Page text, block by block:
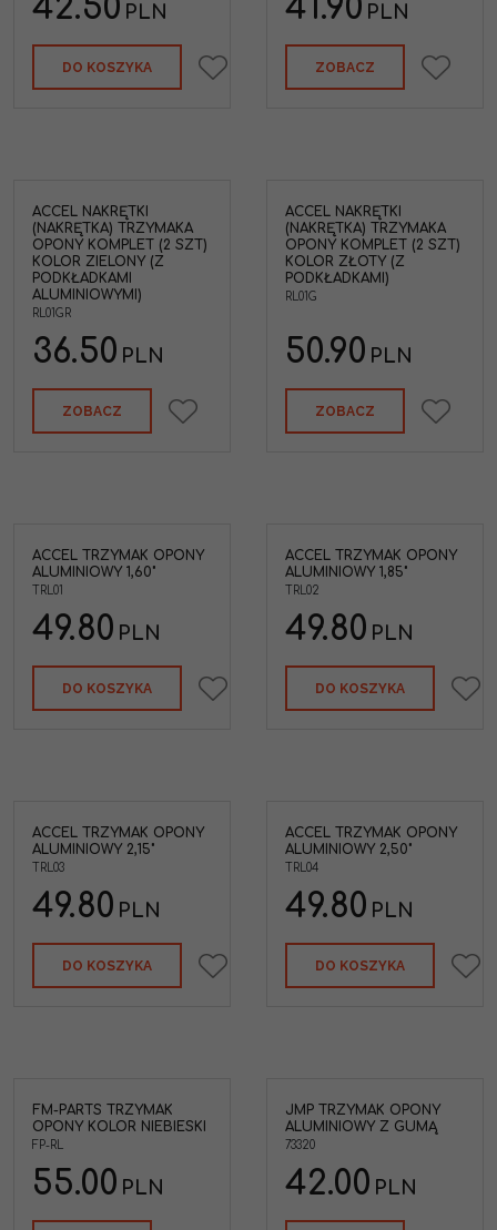
42.50 PLN
DO KOSZYKA
41.90 PLN
ZOBACZ
ACCEL NAKRĘTKI
(NAKRĘTKA) TRZYMAKA
OPONY KOMPLET (2 SZT)
KOLOR ZIELONY (Z
PODKŁADKAMI
ALUMINIOWYMI)
RL01GR
36.50 PLN
ZOBACZ
ACCEL NAKRĘTKI
(NAKRĘTKA) TRZYMAKA
OPONY KOMPLET (2 SZT)
KOLOR ZŁOTY (Z
PODKŁADKAMI)
RL01G
50.90 PLN
ZOBACZ
ACCEL TRZYMAK OPONY
ALUMINIOWY 1,60"
TRL01
49.80 PLN
DO KOSZYKA
ACCEL TRZYMAK OPONY
ALUMINIOWY 1,85"
TRL02
49.80 PLN
DO KOSZYKA
ACCEL TRZYMAK OPONY
ALUMINIOWY 2,15"
TRL03
49.80 PLN
DO KOSZYKA
ACCEL TRZYMAK OPONY
ALUMINIOWY 2,50"
TRL04
49.80 PLN
DO KOSZYKA
FM-PARTS TRZYMAK
OPONY KOLOR NIEBIESKI
FP-RL
55.00 PLN
Czym jest rim lock? Rim
lock, znany również jako
zabezpieczający oponę
przed przesuwaniem się
na obręczy koła w
JMP TRZYMAK OPONY
ALUMINIOWY Z GUMĄ
73320
42.00 PLN